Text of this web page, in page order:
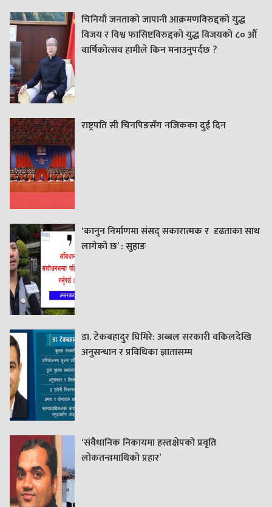
चिनियाँ जनताको जापानी आक्रमणविरुद्दको युद्ध
विजय र विश्व फासिष्टविरुद्दको युद्ध विजयको ८० औं
वार्षिकोत्सव हामीले किन मनाउनुपर्दछ ?
राष्ट्रपति सी चिनपिङसँग नजिकका दुई दिन
‘कानुन निर्माणमा संसद् सकारात्मक र दृढताका साथ
लागेको छ’ : सुहाङ
डा. टेकबहादुर घिमिरे: अब्बल सरकारी वकिलदेखि
अनुसन्धान र प्रविधिका ज्ञातासम्म
‘संवैधानिक निकायमा हस्तक्षेपको प्रवृति
लोकतन्त्रमाथिको प्रहार’